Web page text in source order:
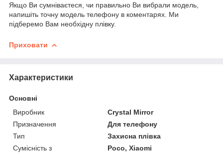
Якщо Ви сумніваєтеся, чи правильно Ви вибрали модель,
напишіть точну модель телефону в коментарях. Ми
підберемо Вам необхідну плівку.
Приховати
Характеристики
Основні
Виробник
Crystal Mirror
Призначення
Для телефону
Тип
Захисна плівка
Сумісність з
Poco, Xiaomi